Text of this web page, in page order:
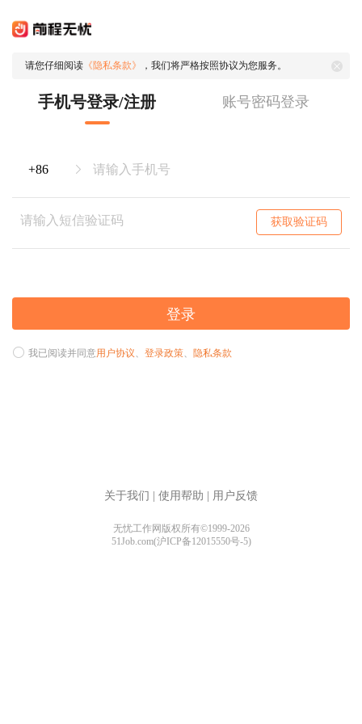
请您仔细阅读 《隐私条款》 ，我们将严格按照协议为您服务。
手机号登录/注册 账号密码登录
获取验证码
登录
我已阅读并同意用户协议、 登录政策、 隐私条款
关于我们 使用帮助 用户反馈
无忧工作网版权所有©1999-2026
51Job.com(沪ICP备12015550号-5)